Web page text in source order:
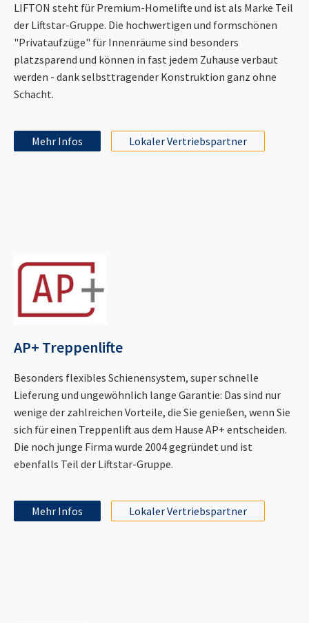
LIFTON steht für Premium-Homelifte und ist als Marke Teil
der Liftstar-Gruppe. Die hochwertigen und formschönen
"Privataufzüge" für Innenräume sind besonders
platzsparend und können in fast jedem Zuhause verbaut
werden - dank selbsttragender Konstruktion ganz ohne
Schacht.
Mehr Infos Lokaler Vertriebspartner
AP+ Treppenlifte
Besonders flexibles Schienensystem, super schnelle
Lieferung und ungewöhnlich lange Garantie: Das sind nur
wenige der zahlreichen Vorteile, die Sie genießen, wenn Sie
sich für einen Treppenlift aus dem Hause AP+ entscheiden.
Die noch junge Firma wurde 2004 gegründet und ist
ebenfalls Teil der Liftstar-Gruppe.
Mehr Infos Lokaler Vertriebspartner